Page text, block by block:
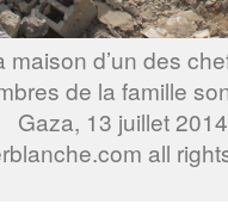
d’un des
de la famille
Gaza, 13 juillet 2014
all